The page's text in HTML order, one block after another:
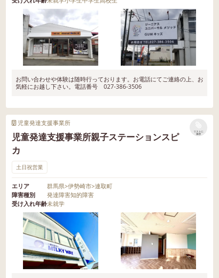
お問い合わせや体験は随時行っております。お電話にてご連絡の上、お
気軽にお越し下さい。電話番号 027-386-3506
児童発達支援事業所
児童発達支援事業所親子ステーションスピ
カ
リストに
保存
土日祝営業
エリア 群馬県>伊勢崎市>連取町
障害種別
発達障害知的障害
受け入れ年齢未就学